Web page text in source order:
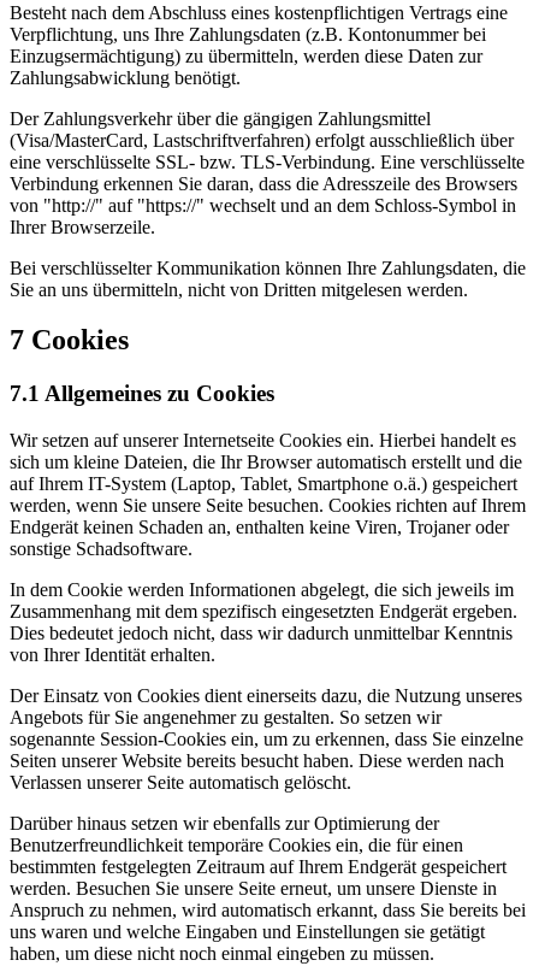
Besteht nach dem Abschluss eines kostenpflichtigen Vertrags eine
Verpflichtung, uns Ihre Zahlungsdaten (z.B. Kontonummer bei
Einzugsermächtigung) zu übermitteln, werden diese Daten zur
Zahlungsabwicklung benötigt.
Der Zahlungsverkehr über die gängigen Zahlungsmittel
(Visa/MasterCard, Lastschriftverfahren) erfolgt ausschließlich über
eine verschlüsselte SSL- bzw. TLS-Verbindung. Eine verschlüsselte
Verbindung erkennen Sie daran, dass die Adresszeile des Browsers
von "http://" auf "https://" wechselt und an dem Schloss-Symbol in
Ihrer Browserzeile.
Bei verschlüsselter Kommunikation können Ihre Zahlungsdaten, die
Sie an uns übermitteln, nicht von Dritten mitgelesen werden.
7 Cookies
7.1 Allgemeines zu Cookies
Wir setzen auf unserer Internetseite Cookies ein. Hierbei handelt es
sich um kleine Dateien, die Ihr Browser automatisch erstellt und die
auf Ihrem IT-System (Laptop, Tablet, Smartphone o.ä.) gespeichert
werden, wenn Sie unsere Seite besuchen. Cookies richten auf Ihrem
Endgerät keinen Schaden an, enthalten keine Viren, Trojaner oder
sonstige Schadsoftware.
In dem Cookie werden Informationen abgelegt, die sich jeweils im
Zusammenhang mit dem spezifisch eingesetzten Endgerät ergeben.
Dies bedeutet jedoch nicht, dass wir dadurch unmittelbar Kenntnis
von Ihrer Identität erhalten.
Der Einsatz von Cookies dient einerseits dazu, die Nutzung unseres
Angebots für Sie angenehmer zu gestalten. So setzen wir
sogenannte Session-Cookies ein, um zu erkennen, dass Sie einzelne
Seiten unserer Website bereits besucht haben. Diese werden nach
Verlassen unserer Seite automatisch gelöscht.
Darüber hinaus setzen wir ebenfalls zur Optimierung der
Benutzerfreundlichkeit temporäre Cookies ein, die für einen
bestimmten festgelegten Zeitraum auf Ihrem Endgerät gespeichert
werden. Besuchen Sie unsere Seite erneut, um unsere Dienste in
Anspruch zu nehmen, wird automatisch erkannt, dass Sie bereits bei
uns waren und welche Eingaben und Einstellungen sie getätigt
haben, um diese nicht noch einmal eingeben zu müssen.